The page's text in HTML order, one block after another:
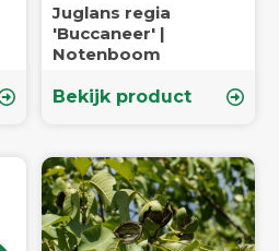
Juglans regia
'Buccaneer' |
Notenboom
Bekijk product